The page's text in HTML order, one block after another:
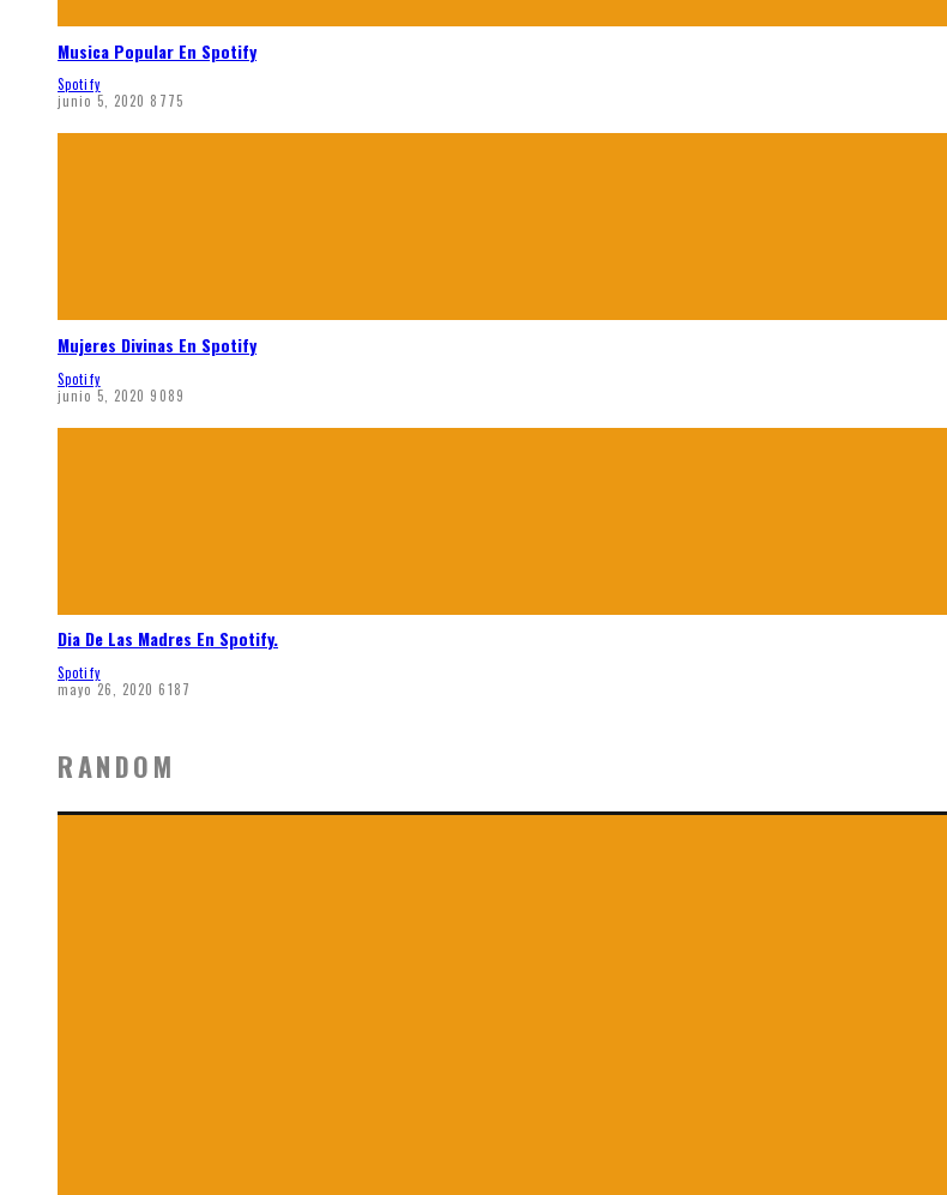
Musica Popular En Spotify
Spotify
junio 5, 2020 8775
Mujeres Divinas En Spotify
Spotify
junio 5, 2020 9089
Dia De Las Madres En Spotify.
Spotify
mayo 26, 2020 6187
RANDOM